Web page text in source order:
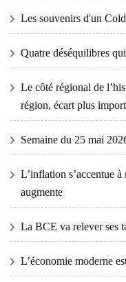
Les souvenirs d'un
Quatre déséquilibres
Le côté régional de
région, écart plus
Semaine du 25 mai
L’inflation s’accentue
augmente
La BCE va relever ses
L’économie moderne